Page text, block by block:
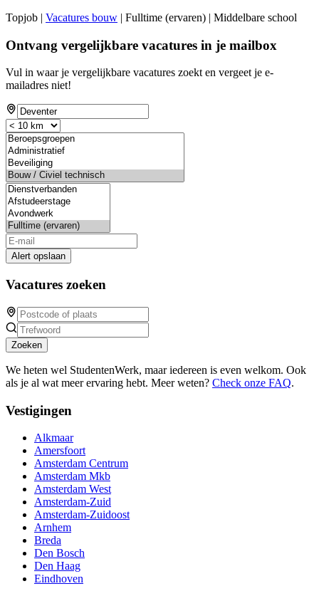
Topjob | Vacatures bouw | Fulltime (ervaren) | Middelbare school
Ontvang vergelijkbare vacatures in je mailbox
Vul in waar je vergelijkbare vacatures zoekt en vergeet je e-
mailadres niet!
Alert opslaan
Vacatures zoeken
Zoeken
We heten wel StudentenWerk, maar iedereen is even welkom. Ook
als je al wat meer ervaring hebt. Meer weten? Check onze FAQ.
Vestigingen
Alkmaar
Amersfoort
Amsterdam Centrum
Amsterdam Mkb
Amsterdam West
Amsterdam-Zuid
Amsterdam-Zuidoost
Arnhem
Breda
Den Bosch
Den Haag
Eindhoven